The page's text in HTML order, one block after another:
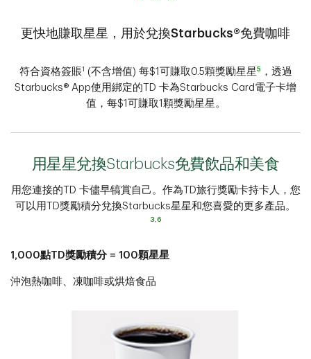
更快地賺取星星，用於兌換Starbucks®免費咖啡
符合資格簽賬1 (不含增值) 每$1可賺取0.5顆獎勵星星 5
，透過
Starbucks® App使用綁定的TD 卡為Starbucks Card電子卡增
值，每$1可賺取1顆獎勵星星。
用星星兌換Starbucks免費飲品和美食​​​​​​​
用您連接的TD 卡儘早犒賞自己。作為TD旅行獎勵卡持卡人，您
可以用TD獎勵積分兌換Starbucks星星和您喜愛的更多產品。
3 ,6
1,000點TD獎勵積分 = 100顆星星
沖泡熱咖啡、凍咖啡或烘焙食品